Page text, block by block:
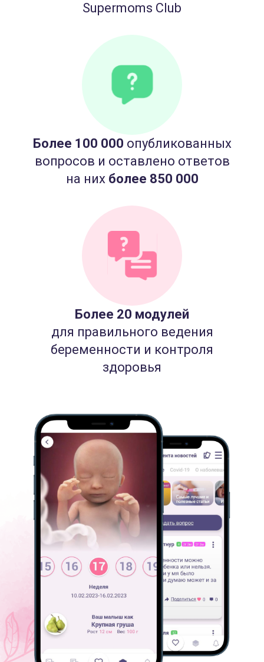
Supermoms Club
Более 100 000 опубликованных
вопросов и оставлено ответов
на них более 850 000
Более 20 модулей
для правильного ведения
беременности и контроля
здоровья